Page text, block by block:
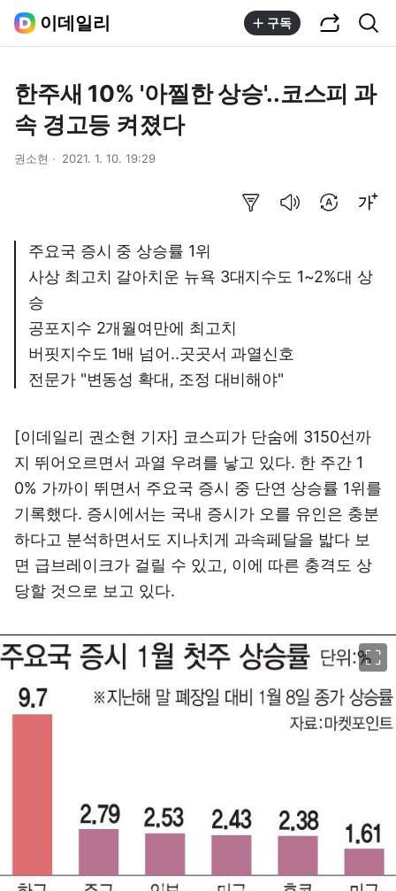
이데일리 구독
한주새 10% '아찔한 상승'..코스피 과
속 경고등 켜졌다
권소현 2021. 1. 10. 19:29
주요국 증시 중 상승률 1위
사상 최고치 갈아치운 뉴욕 3대지수도 1~2%대 상
승
공포지수 2개월여만에 최고치
버핏지수도 1배 넘어..곳곳서 과열신호
전문가 "변동성 확대, 조정 대비해야"
[이데일리 권소현 기자] 코스피가 단숨에 3150선까
지 뛰어오르면서 과열 우려를 낳고 있다. 한 주간 1
0% 가까이 뛰면서 주요국 증시 중 단연 상승률 1위를
기록했다. 증시에서는 국내 증시가 오를 유인은 충분
하다고 분석하면서도 지나치게 과속페달을 밟다 보
면 급브레이크가 걸릴 수 있고, 이에 따른 충격도 상
당할 것으로 보고 있다.